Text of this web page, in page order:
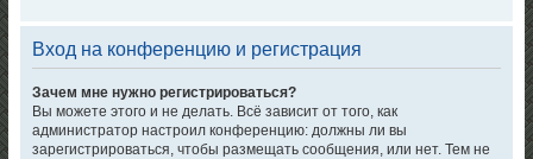
Вход на конференцию и регистрация
Зачем мне нужно регистрироваться?
Вы можете этого и не делать. Всё зависит от того, как
администратор настроил конференцию: должны ли вы
зарегистрироваться, чтобы размещать сообщения, или нет. Тем не